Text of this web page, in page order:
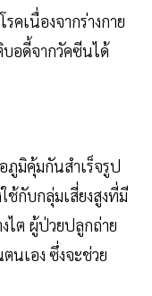
คเนื่องจากร่างกาย
บอดี้จากวัคซีนได้
ภูมิคุ้มกันสำเร็จรูป
ช้กับกลุ่มเสี่ยงสูงที่มี
ไต ผู้ป่วยปลูกถ่าย
นเอง ซึ่งจะช่วย